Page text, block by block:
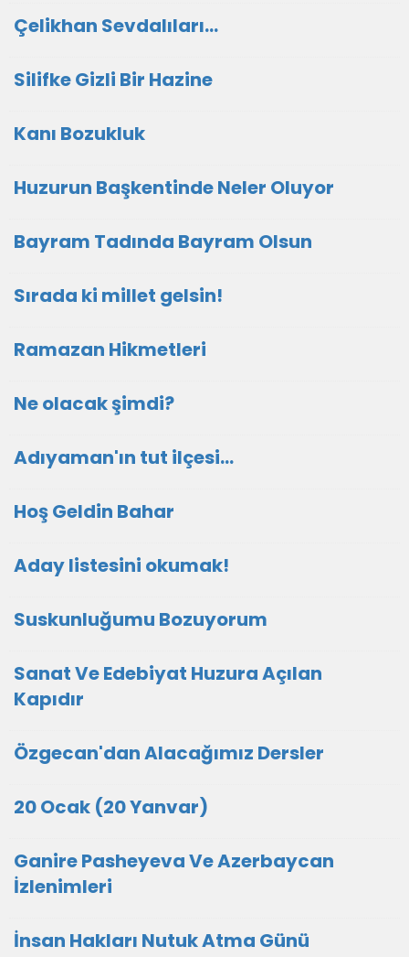
Çelikhan Sevdalıları...
Silifke Gizli Bir Hazine
Kanı Bozukluk
Huzurun Başkentinde Neler Oluyor
Bayram Tadında Bayram Olsun
Sırada ki millet gelsin!
Ramazan Hikmetleri
Ne olacak şimdi?
Adıyaman'ın tut ilçesi...
Hoş Geldin Bahar
Aday listesini okumak!
Suskunluğumu Bozuyorum
Sanat Ve Edebiyat Huzura Açılan
Kapıdır
Özgecan'dan Alacağımız Dersler
20 Ocak (20 Yanvar)
Ganire Pasheyeva Ve Azerbaycan
İzlenimleri
İnsan Hakları Nutuk Atma Günü